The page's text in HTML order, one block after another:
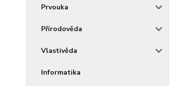
Prvouka
Přírodověda
Vlastivěda
Informatika